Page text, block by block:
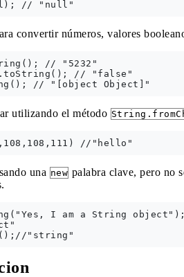
convertir números, valores
// "5232"
// "false"
utilizando el método
una new palabra clave, pero no
I am a String object");